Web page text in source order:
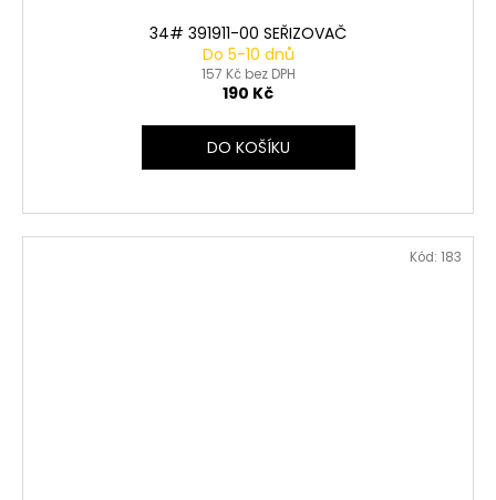
34# 391911-00 SEŘIZOVAČ
Do 5-10 dnů
157 Kč bez DPH
190 Kč
DO KOŠÍKU
Kód: 183